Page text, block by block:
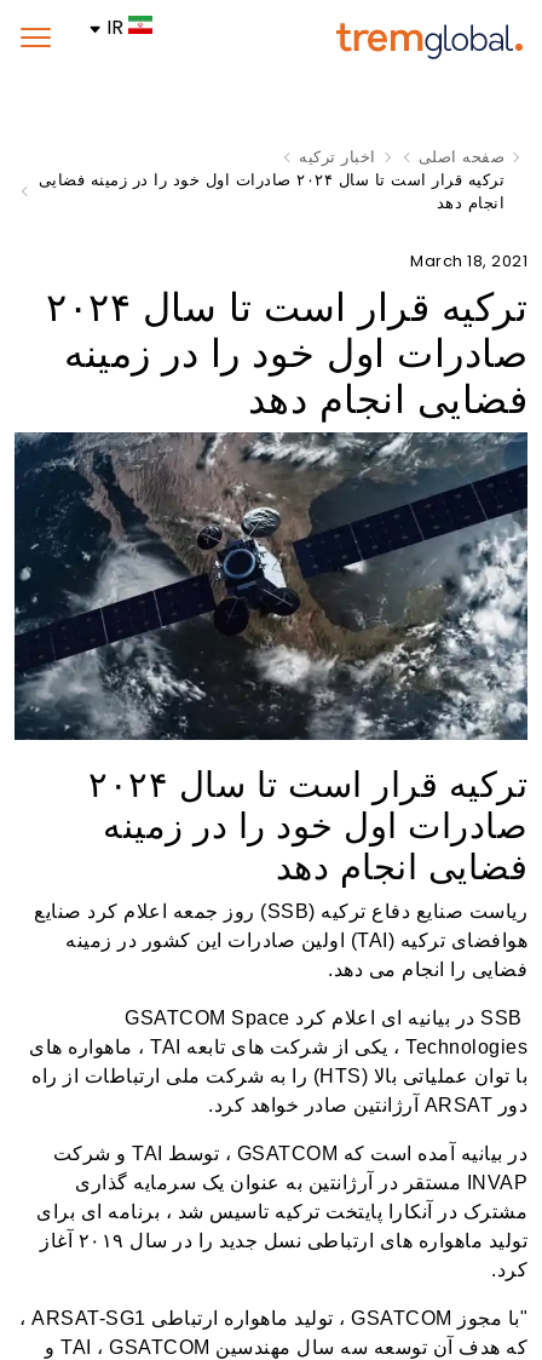
IR
صفحه اصلی
اخبار ترکیه
ترکیه قرار است تا سال ۲۰۲۴ صادرات اول خود را در زمینه فضایی
انجام دهد
March 18, 2021
ترکیه قرار است تا سال ۲۰۲۴
صادرات اول خود را در زمینه
فضایی انجام دهد
ترکیه قرار است تا سال ۲۰۲۴
صادرات اول خود را در زمینه
فضایی انجام دهد
ریاست صنایع دفاع ترکیه (SSB) روز جمعه اعلام کرد صنایع
هوافضای ترکیه (TAI) اولین صادرات این کشور در زمینه
فضایی را انجام می دهد.
SSB در بیانیه ای اعلام کرد GSATCOM Space
Technologies ، یکی از شرکت های تابعه TAI ، ماهواره های
با توان عملیاتی بالا (HTS) را به شرکت ملی ارتباطات از راه
دور ARSAT آرژانتین صادر خواهد کرد.
در بیانیه آمده است که GSATCOM ، توسط TAI و شرکت
INVAP مستقر در آرژانتین به عنوان یک سرمایه گذاری
مشترک در آنکارا پایتخت ترکیه تاسیس شد ، برنامه ای برای
تولید ماهواره های ارتباطی نسل جدید را در سال ۲۰۱۹ آغاز
کرد.
"با مجوز GSATCOM ، تولید ماهواره ارتباطی ARSAT-SG1 ،
که هدف آن توسعه سه سال مهندسین TAI ، GSATCOM و